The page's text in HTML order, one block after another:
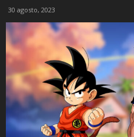
30 agosto, 2023